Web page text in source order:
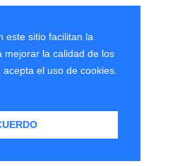
este sitio facilitan la
mejorar la calidad de los
el uso de cookies.